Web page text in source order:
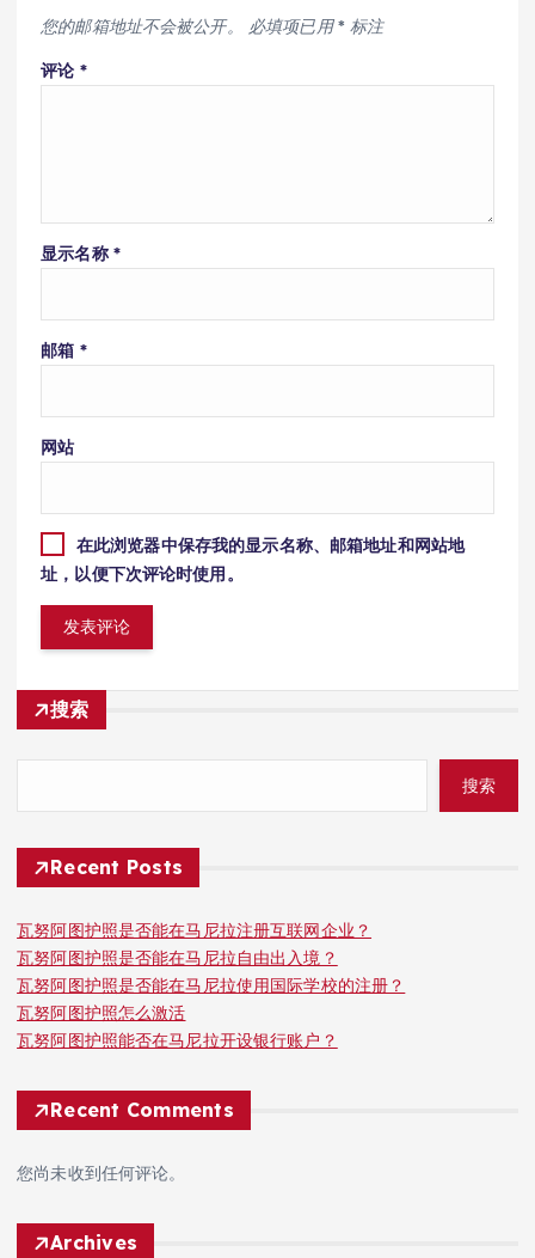
您的邮箱地址不会被公开。 必填项已用* 标注
评论 *
显示名称 *
邮箱 *
网站
在此浏览器中保存我的显示名称、邮箱地址和网站地
址，以便下次评论时使用。
搜索
搜索
Recent Posts
瓦努阿图护照是否能在马尼拉注册互联网企业？
瓦努阿图护照是否能在马尼拉自由出入境？
瓦努阿图护照是否能在马尼拉使用国际学校的注册？
瓦努阿图护照怎么激活
瓦努阿图护照能否在马尼拉开设银行账户？
Recent Comments
您尚未收到任何评论。
Archives